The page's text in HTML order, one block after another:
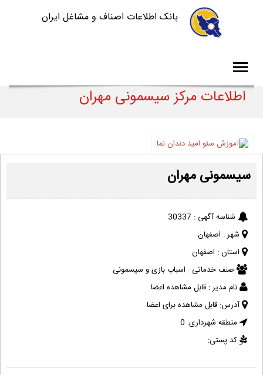
بانک اطلاعات اصناف و مشاغل ایران
اطلاعات مرکز سیسمونی مهران
سیسمونی مهران
شناسه آگهی : 30337
شهر : اصفهان
استان : اصفهان
صنف خدماتی : اسباب بازی و سیسمونی
نام مدیر : قابل مشاهده اعضا
آدرس: قابل مشاهده برای اعضا
منطقه شهرداری: 0
کد پستی: